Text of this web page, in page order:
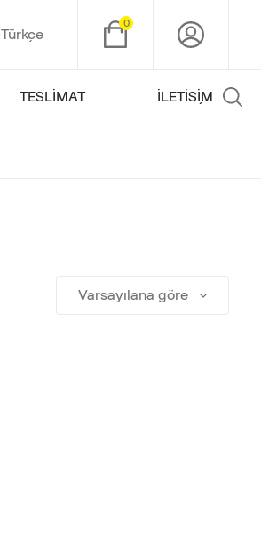
Türkçe
0
TESLIMAT İLETIŞIM
Varsayılana göre